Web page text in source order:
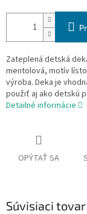
Zateplená detská
mentolová, motív
výroba. Deka je
použiť aj ako detskú
Detailné informácie
OPÝTAŤ SA
Súvisiaci tovar